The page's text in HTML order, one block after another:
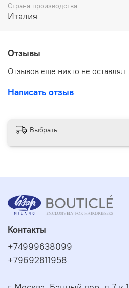
Страна производства
Италия
Отзывы
Отзывов еще никто не оставлял
Написать отзыв
Выбрать
Контакты
+74999638099
+79692811958